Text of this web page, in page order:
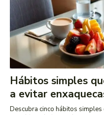
Hábitos simples
a evitar
Descubra cinco hábitos